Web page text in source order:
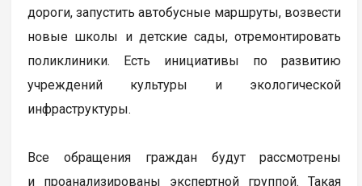
дороги, запустить автобусные маршруты, возвести
новые школы и детские сады, отремонтировать
поликлиники. Есть инициативы по развитию
учреждений культуры и экологической
инфраструктуры.
Все обращения граждан будут рассмотрены
и проанализированы экспертной группой. Такая